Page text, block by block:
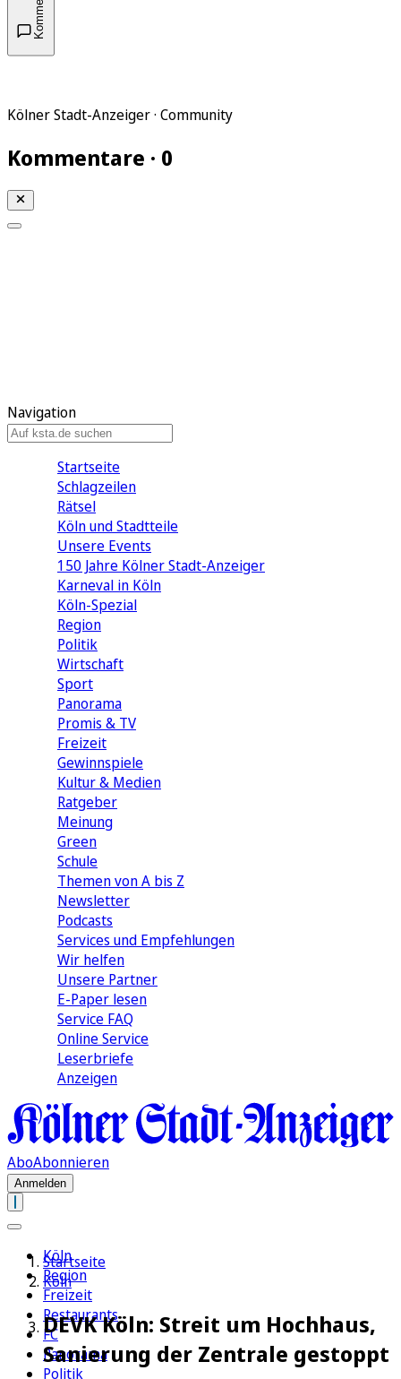
Kölner Stadt-Anzeiger · Community
Kommentare · 0
Navigation
Startseite
Schlagzeilen
Rätsel
Köln und Stadtteile
Unsere Events
150 Jahre Kölner Stadt-Anzeiger
Karneval in Köln
Köln-Spezial
Region
Politik
Wirtschaft
Sport
Panorama
Promis & TV
Freizeit
Gewinnspiele
Kultur & Medien
Ratgeber
Meinung
Green
Schule
Themen von A bis Z
Newsletter
Podcasts
Services und Empfehlungen
Wir helfen
Unsere Partner
E-Paper lesen
Service FAQ
Online Service
Leserbriefe
Anzeigen
AboAbonnieren
Anmelden
Köln
Region
Freizeit
Restaurants
FC
Panorama
Politik
Startseite
Köln
DEVK Köln: Streit um Hochhaus,
Sanierung der Zentrale gestoppt